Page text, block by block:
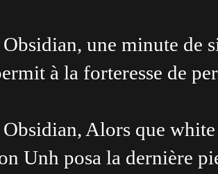
une minute de
à la forteresse de
Alors que
Unh posa la dernière